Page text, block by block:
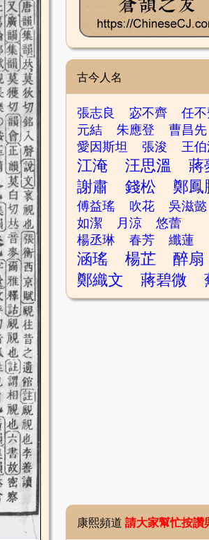
古今人名
張志良 宓不齊
任不
元結
朱應登
曹昌先
愛因斯坦
張浚 王
江淹 汪思溫
蔣
謝肅
錢松 鄭鳳
傅益瑤 吹花
吳滋懿
如潔
月涼
悠蕾
楊丞琳
春芳 纖蓮
涵瑤 楊芷
醉扇
鄭織文
蔣碧微
康熙頻道 請大家幫忙按讚